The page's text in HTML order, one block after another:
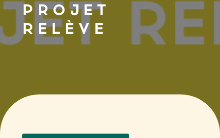
PROJET
RELÈVE